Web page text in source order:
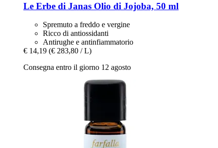
Le Erbe di Janas Olio di Jojoba, 50 ml
Spremuto a freddo e vergine
Ricco di antiossidanti
Antirughe e antinfiammatorio
€ 14,19 (€ 283,80 / L)
Consegna entro il giorno 12 agosto